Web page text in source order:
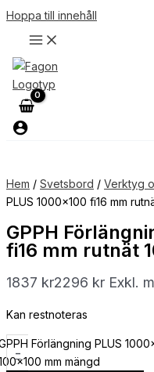
Hoppa till innehåll
Hem / Svetsbord / Verktyg
PLUS 1000×100 fi16 mm
GPPH
fi16 mm rutnät
1837 kr2296 kr Exkl.
Kan restnoteras
-
Förlängning PLUS
mm mängd